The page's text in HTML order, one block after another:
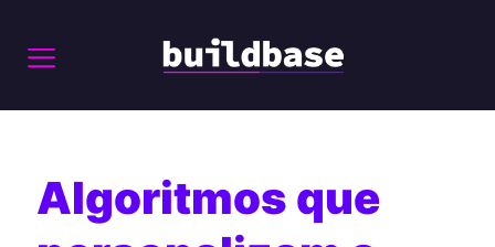
Algoritmos que